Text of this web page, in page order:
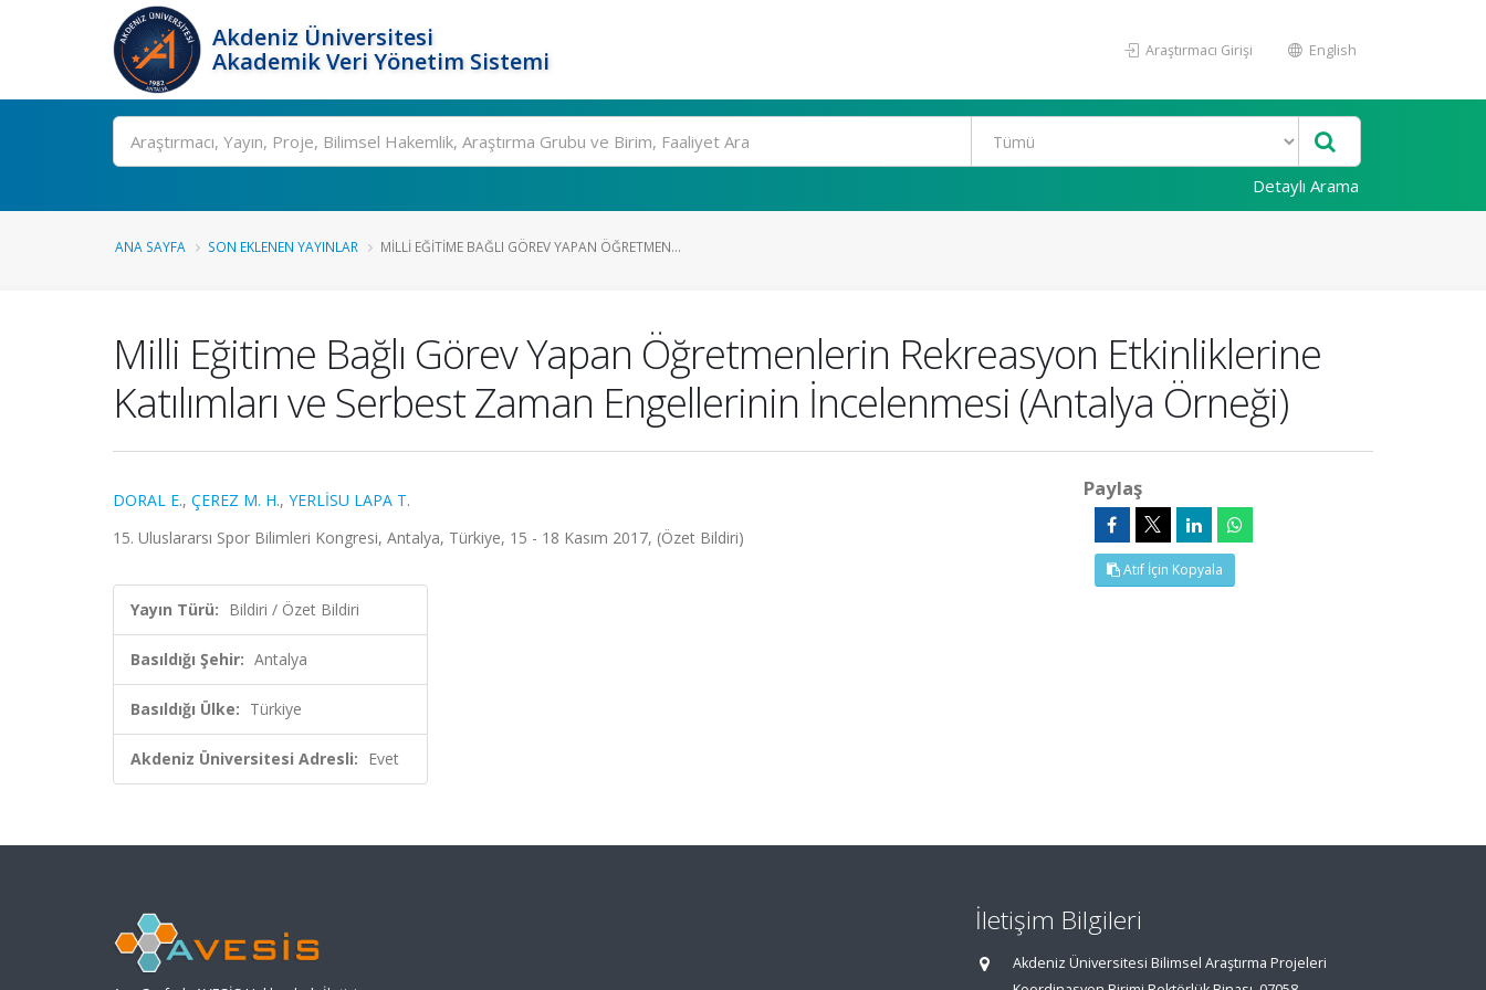
Akdeniz Üniversitesi
Akademik Veri Yönetim Sistemi
Araştırmacı Girişi English
Ara
Detaylı Arama
ANA SAYFA SON EKLENEN YAYINLAR MILLI EĞITIME BAĞLI GÖREV YAPAN ÖĞRETMEN...
Milli Eğitime Bağlı Görev Yapan Öğretmenlerin Rekreasyon Etkinliklerine
Katılımları ve Serbest Zaman Engellerinin İncelenmesi (Antalya Örneği)
DORAL E., ÇEREZ M. H., YERLİSU LAPA T.
15. Uluslararsı Spor Bilimleri Kongresi, Antalya, Türkiye, 15 - 18 Kasım 2017, (Özet Bildiri)
Yayın Türü: Bildiri / Özet Bildiri
Basıldığı Şehir: Antalya
Basıldığı Ülke: Türkiye
Akdeniz Üniversitesi Adresli: Evet
Paylaş
Atıf İçin Kopyala
İletişim Bilgileri
Akdeniz Üniversitesi Bilimsel Araştırma Projeleri